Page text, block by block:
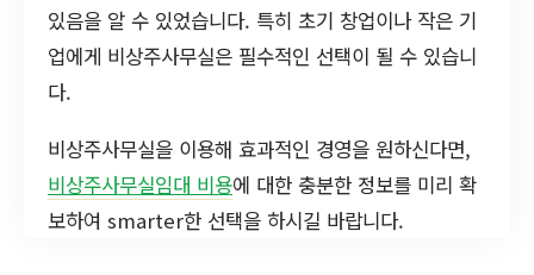
있음을 알 수 있었습니다. 특히 초기 창업이나 작은 기
업에게 비상주사무실은 필수적인 선택이 될 수 있습니
다.
비상주사무실을 이용해 효과적인 경영을 원하신다면,
비상주사무실임대 비용에 대한 충분한 정보를 미리 확
보하여 smarter한 선택을 하시길 바랍니다.